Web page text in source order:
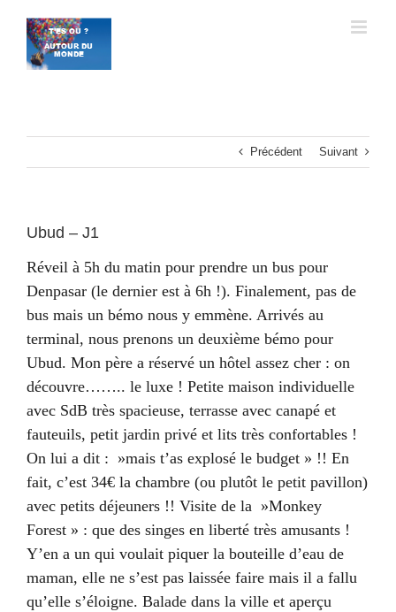
contenu
Précédent Suivant
Ubud – J1
Réveil à 5h du matin pour prendre un bus pour
Denpasar (le dernier est à 6h !). Finalement, pas de
bus mais un bémo nous y emmène. Arrivés au
terminal, nous prenons un deuxième bémo pour
Ubud. Mon père a réservé un hôtel assez cher : on
découvre…….. le luxe ! Petite maison individuelle
avec SdB très spacieuse, terrasse avec canapé et
fauteuils, petit jardin privé et lits très confortables !
On lui a dit : »mais t’as explosé le budget » !! En
fait, c’est 34€ la chambre (ou plutôt le petit pavillon)
avec petits déjeuners !! Visite de la »Monkey
Forest » : que des singes en liberté très amusants !
Y’en a un qui voulait piquer la bouteille d’eau de
maman, elle ne s’est pas laissée faire mais il a fallu
qu’elle s’éloigne. Balade dans la ville et aperçu